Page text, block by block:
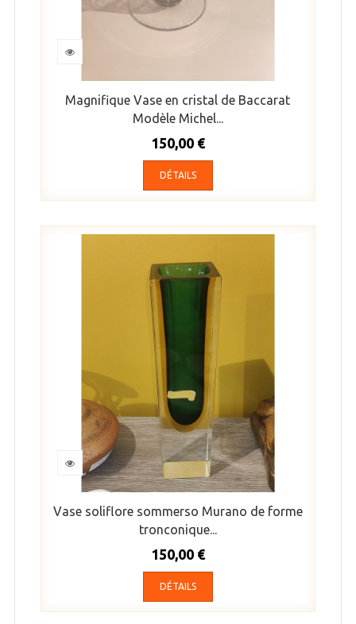
Magnifique Vase en cristal de Baccarat
Modèle Michel...
150,00 €
DÉTAILS
Vase soliflore sommerso Murano de forme
tronconique...
150,00 €
DÉTAILS